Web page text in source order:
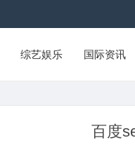
综艺娱乐 国际资讯
百度